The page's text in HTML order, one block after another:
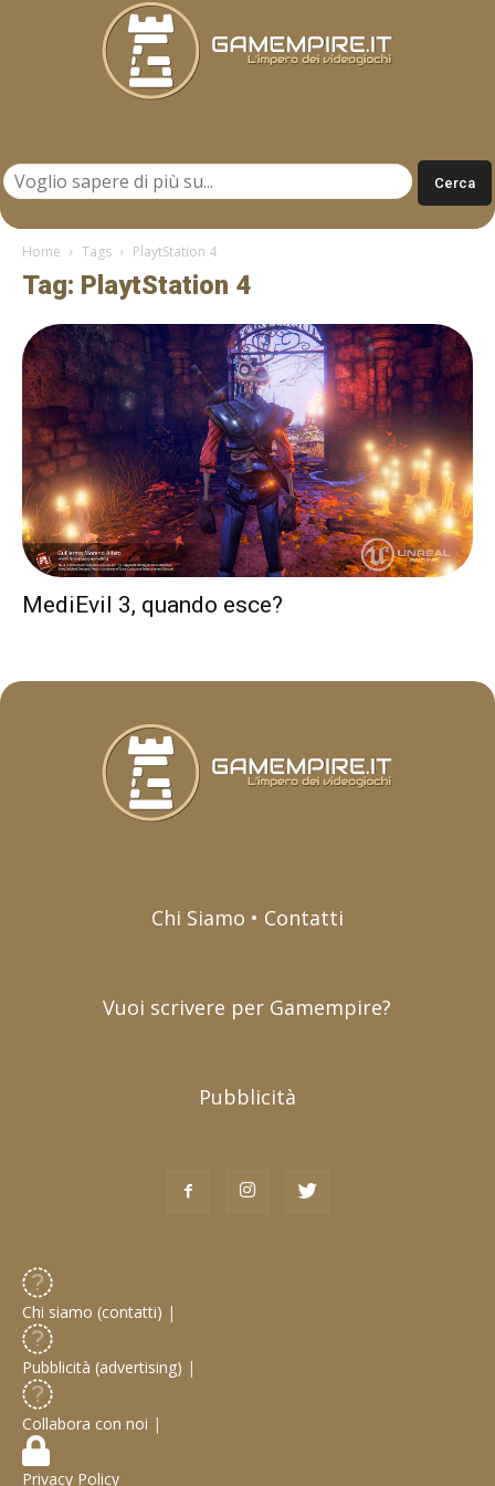
Home Tags PlaytStation 4
Tag: PlaytStation 4
MediEvil 3, quando esce?
Chi Siamo • Contatti
Vuoi scrivere per Gamempire?
Pubblicità
Chi siamo (contatti) |
Pubblicità (advertising) |
Collabora con noi |
Privacy Policy